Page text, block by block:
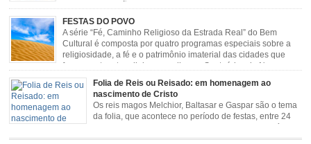
sendo milagroso e grande protetor de suas causas. o ponto alto da festa de
São Benedito é a Marujada. […]
FESTAS DO POVO
A série “Fé, Caminho Religioso da Estrada Real” do Bem
Cultural é composta por quatro programas especiais sobre a
religiosidade, a fé e o patrimônio imaterial das cidades que
fazem parte rota religiosa que liga os Santuários de Nossa
Senhora da Piedade (MG) e Nossa Senhora da Conceição Aparecida (SP)
pela Estrada Real. Quarto episódio […]
Folia de Reis ou Reisado: em homenagem ao
nascimento de Cristo
Os reis magos Melchior, Baltasar e Gaspar são o tema
da folia, que acontece no período de festas, entre 24
de dezembro e 06 de janeiro. Durante a festa, o líder e
seu contramestre lideram a música e o canto do grupo, passando pela